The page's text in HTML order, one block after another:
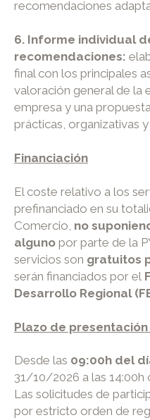
recomendaciones
6. Informe individual
recomendaciones:
final con los principales
valoración general de la
empresa y una
prácticas, organizativas
Financiación
El coste relativo a los
prefinanciado en su
Comercio, no
alguno por parte de la
servicios son gratuitos
serán financiados por el
Desarrollo Regional
Plazo de
Desde las 09:00h del
31/10/2026 a las 14:00h
Las solicitudes de
por estricto orden de